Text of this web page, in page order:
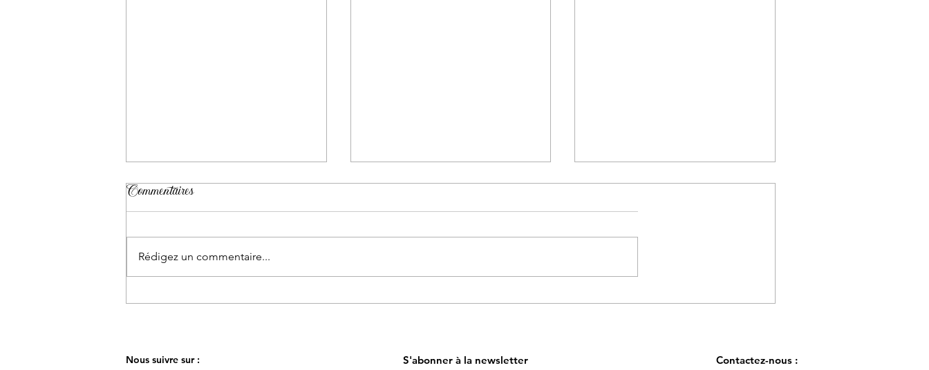
Rituel des rubans pour un
Lors d’un mariage laïque, chaque
détail compte. Les mots, les
gestes, les symboles… tout
unique, à l’image des mariés.
Où acheter des accessoires de
France ?
Où acheter des décorations en
Commentaires
Rédigez un commentaire...
Nous suivre sur : Contactez-nous :
S'abonner à la newsletter